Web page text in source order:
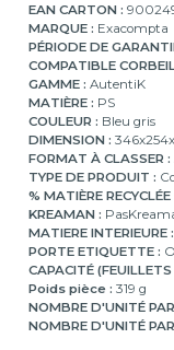
EAN CARTON :
MARQUE : Exacompta
PÉRIODE DE
COMPATIBLE
GAMME : AutentiK
MATIÈRE : PS
COULEUR : Bleu gris
DIMENSION :
FORMAT À CLASSER :
TYPE DE PRODUIT :
% MATIÈRE RECYCLÉE
KREAMAN :
MATIERE INTERIEURE :
PORTE ETIQUETTE :
CAPACITÉ
Poids pièce : 319 g
NOMBRE D'UNITÉ
NOMBRE D'UNITÉ